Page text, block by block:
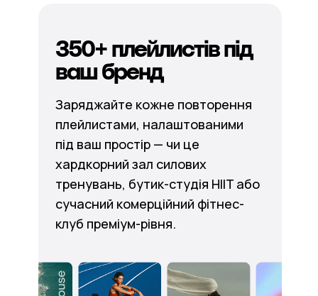
350+ плейлистів під
ваш бренд
Заряджайте кожне повторення
плейлистами, налаштованими
під ваш простір — чи це
хардкорний зал силових
тренувань, бутик-студія HIIT або
сучасний комерційний фітнес-
клуб преміум-рівня.